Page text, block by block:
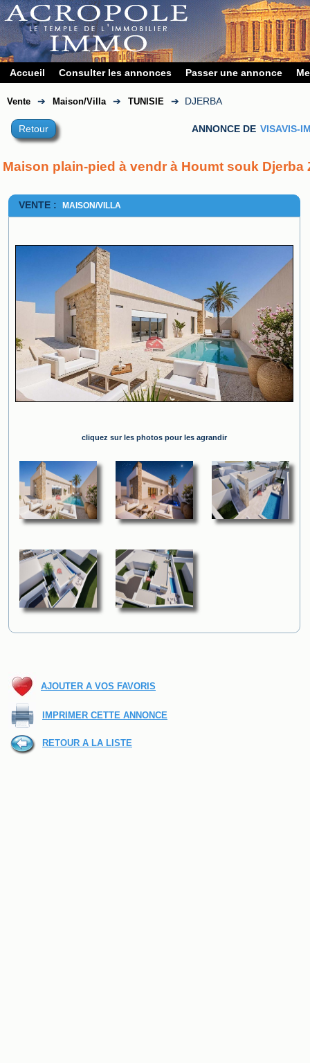
Accueil Consulter les annonces Passer une annonce
Vente ➔ Maison/Villa ➔ TUNISIE ➔ DJERBA
Retour ANNONCE DE VISAVIS-
Maison plain-pied à vendr à Houmt souk Djerba
VENTE : MAISON/VILLA
cliquez sur les photos pour les agrandir
AJOUTER A VOS FAVORIS
IMPRIMER CETTE ANNONCE
RETOUR A LA LISTE